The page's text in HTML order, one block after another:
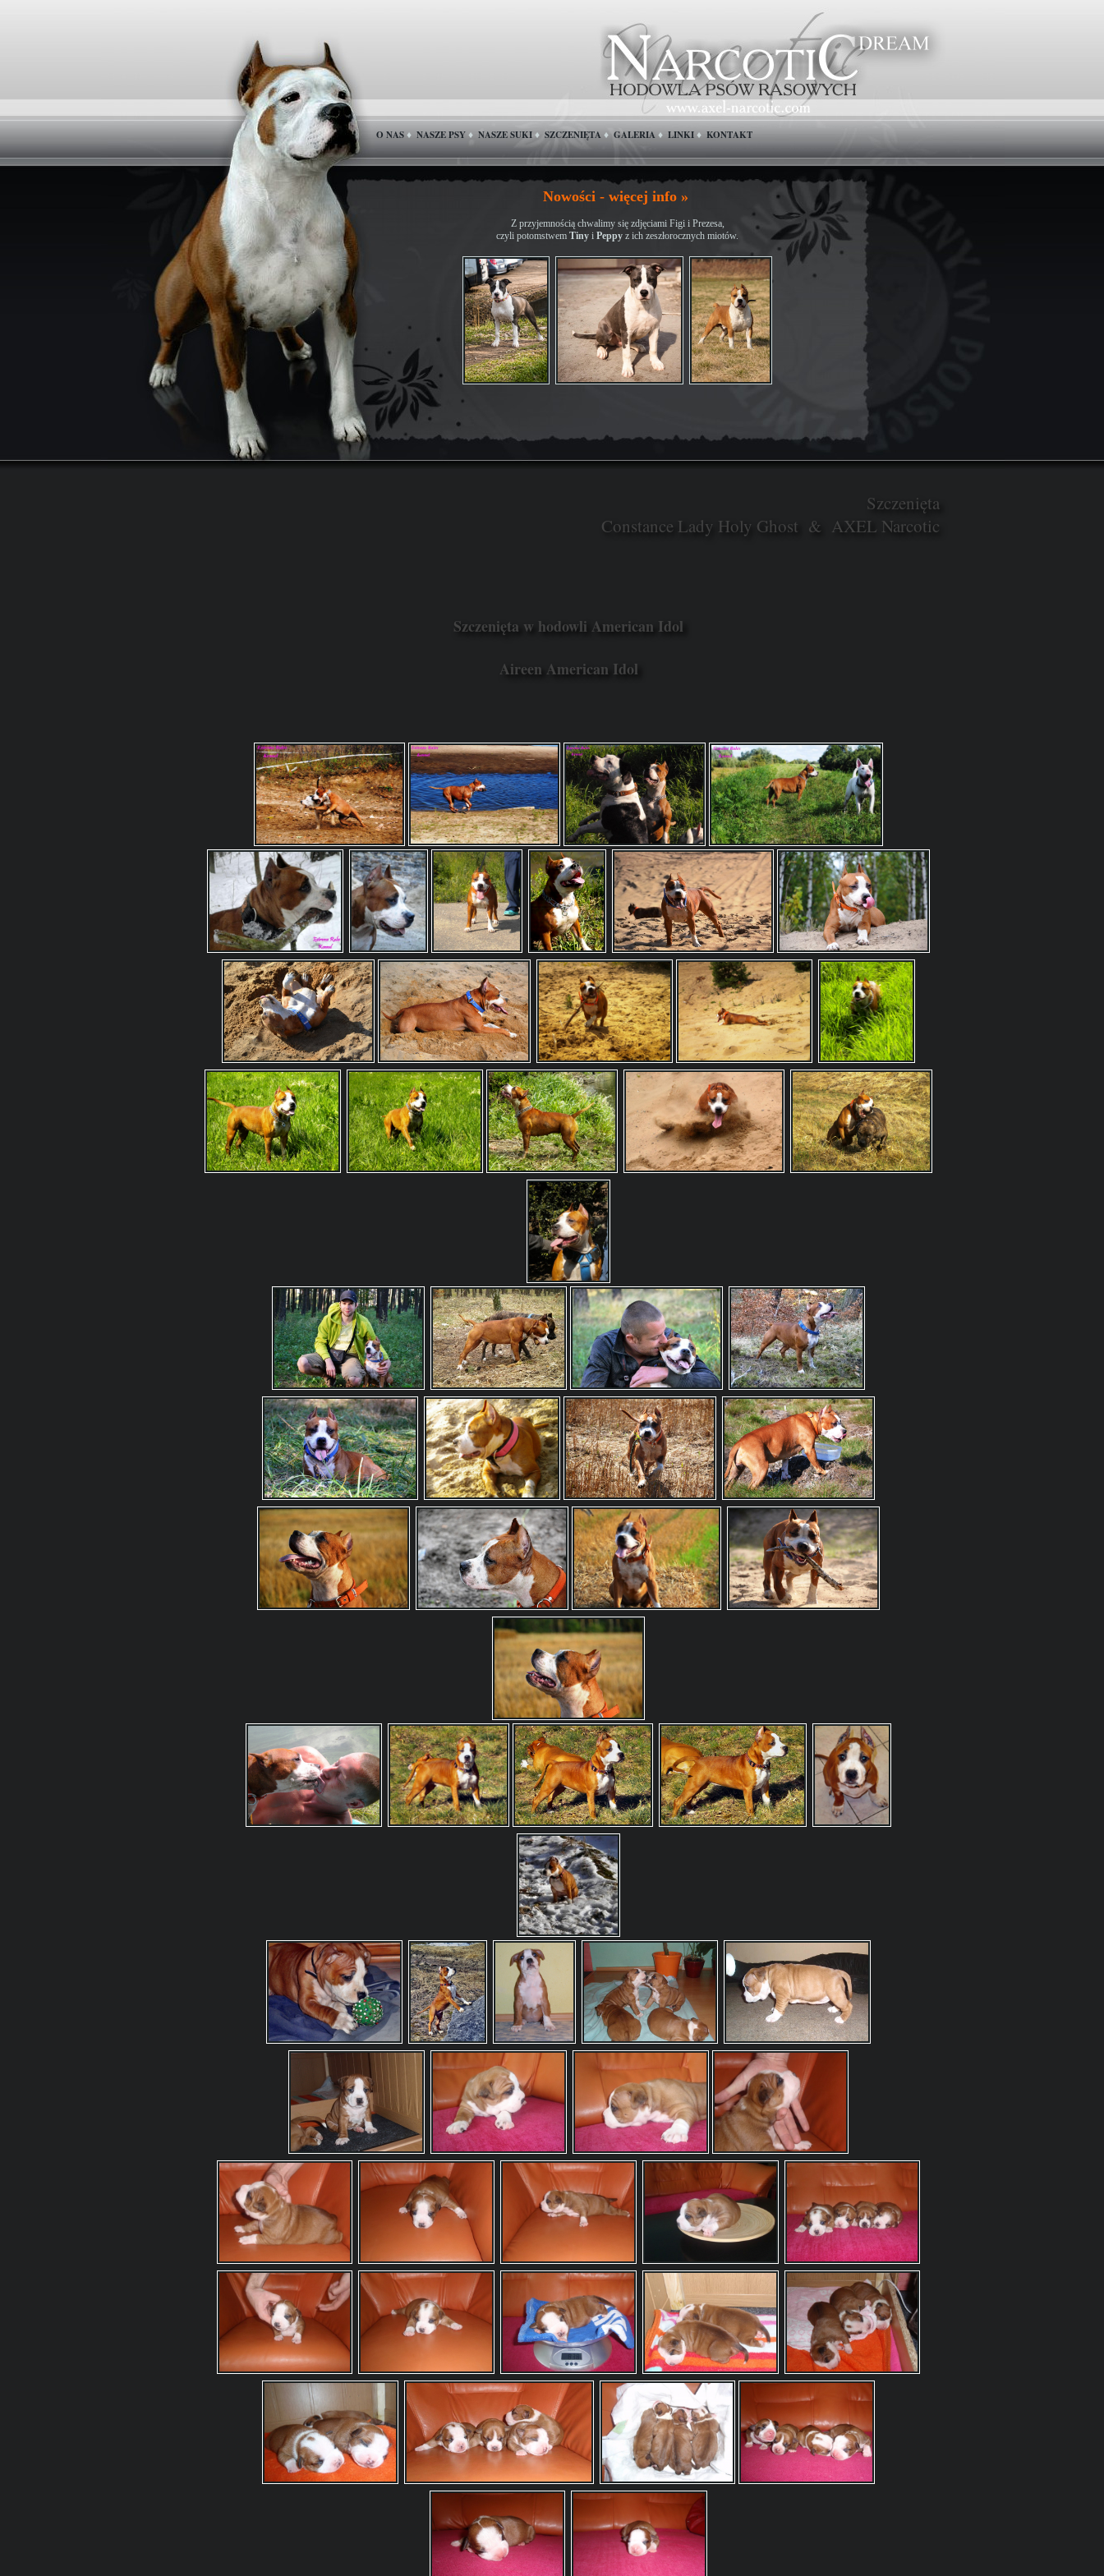
O NAS♦ NASZE PSY♦ NASZE SUKI♦ SZCZENIĘTA♦GALERIA♦ LINKI♦ KONTAKT
Nowości - więcej info »
Z przyjemnością chwalimy się zdjęciami Figi i Prezesa,
czyli potomstwem Tiny i Peppy z ich zeszłorocznych miotów.
Szczenięta
Constance Lady Holy Ghost & AXEL Narcotic
Szczenięta w hodowli American Idol
Aireen American Idol